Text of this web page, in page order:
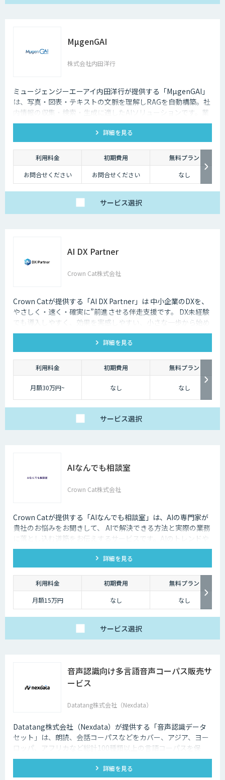
MµgenGAI
株式会社内田洋行
ミュージェンジーエーアイ内田洋行が提供する「MµgenGAI」
は、写真・図表・テキストの文脈を理解しRAGを自動構築。社
内情報の収集・検索・生成に適したAIソリューションです。業
種を問わず業務効率とナレッジ活用を支援します。
詳細を見る
利用料金 初期費用
無料プラン
お問合せください
お問合せください なし
サービス選択
AI DX Partner
Crown Cat株式会社
Crown Catが提供する「AI DX Partner」は 中小企業のDXを、
やさしく・速く・確実に”前進させる伴走支援です。 DX未経験
でも導入しやすく、効果を実感しやすい、小さな一歩から始め
るDX支援サービスです。 AI DX Partnerは、大手企業のDX支援
で培ったノウハウをベースに、 地方・中小企業のための“現実
的なDX”を設計・実装・運用まで一貫して支援いたします。 私
たちは、コンサル×開発×AIの力で、現場に寄り添った 『ちょ
うどいいDX』を実現します。
詳細を見る
利用料金 初期費用 無料プラン
月額30万円~ なし なし
サービス選択
AIなんでも相談室
Crown Cat株式会社
Crown Catが提供する「AIなんでも相談室」は、AIの専門家が
貴社のお悩みをお聞きして、 AIで解決できる方法と実際の業務
に落とし込む道筋をお伝えするサービスです。AIのトレンドや
最新の事例はもちろん、自社にあった活用を安価にクイックに
詳細を見る
利用料金 初期費用
無料プラン
月額15万円
なし なし
サービス選択
音声認識向け多言語音声コーパス販売サ
ービス
Datatang株式会社（Nexdata）
Datatang株式会社（Nexdata）が提供する「音声認識データ
セット」は、朗読、会話コーパスなどをカバー、アジア、ヨー
ロッパ、アフリカなど総計100種類以上の言語コーパスを保
有、様々な音声認識・合成タスクに対応可能です。
詳細を見る